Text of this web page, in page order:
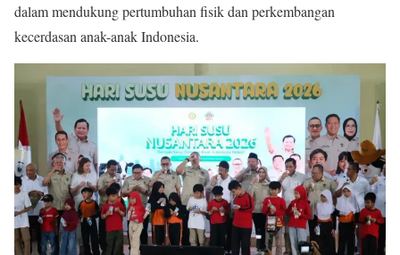
dalam mendukung pertumbuhan fisik dan perkembangan
kecerdasan anak-anak Indonesia.